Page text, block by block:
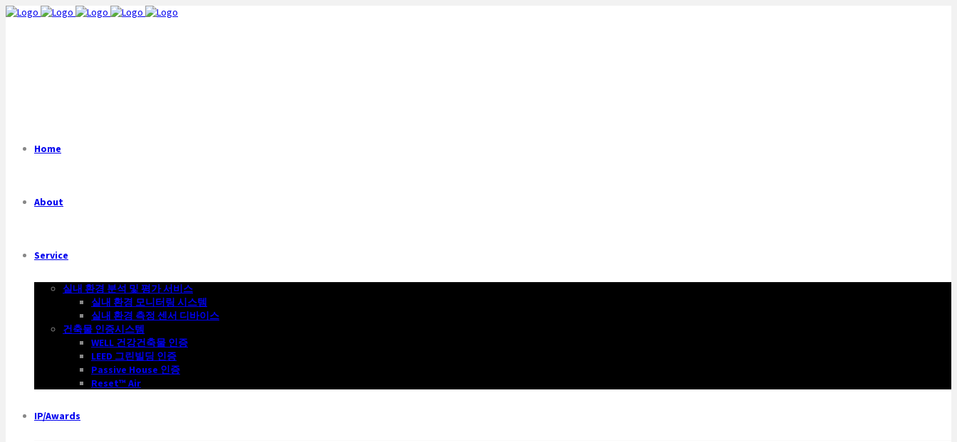
Home
About
Service
실내 환경 분석 및 평가 서비스
실내 환경 모니터링 시스템
실내 환경 측정 센서 디바이스
건축물 인증시스템
WELL 건강건축물 인증
LEED 그린빌딩 인증
Passive House 인증
Reset™ Air
IP/Awards